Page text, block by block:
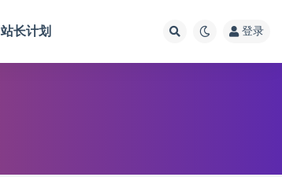
站长计划 登录